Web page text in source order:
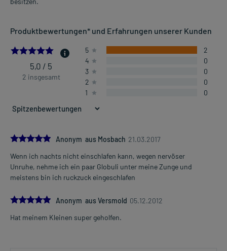
Produktbewertungen* und Erfahrungen unserer Kunden
5.0
5,0 / 5
2 insgesamt
5
2
4
0
3
0
2
0
1
0
5.0Anonym aus Mosbach 21.03.2017
Wenn ich nachts nicht einschlafen kann, wegen nervöser
Unruhe, nehme ich ein paar Globuli unter meine Zunge und
meistens bin ich ruckzuck eingeschlafen
5.0Anonym aus Versmold 05.12.2012
Hat meinem Kleinen super geholfen.